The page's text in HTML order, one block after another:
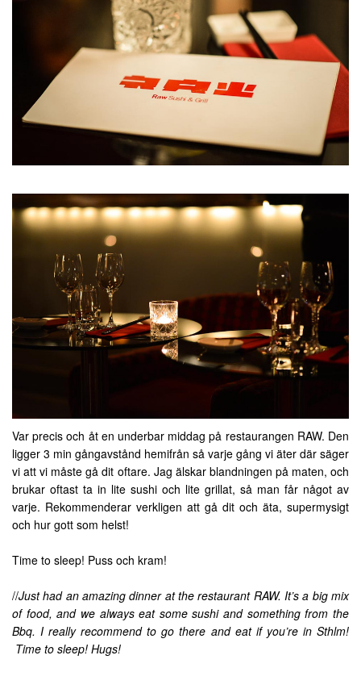
Var precis och åt en underbar middag på restaurangen RAW. Den
ligger 3 min gångavstånd hemifrån så varje gång vi äter där säger
vi att vi måste gå dit oftare. Jag älskar blandningen på maten, och
brukar oftast ta in lite sushi och lite grillat, så man får något av
varje. Rekommenderar verkligen att gå dit och äta, supermysigt
och hur gott som helst!
Time to sleep! Puss och kram!
//Just had an amazing dinner at the restaurant RAW. It’s a big mix
of food, and we always eat some sushi and something from the
Bbq. I really recommend to go there and eat if you’re in Sthlm!
Time to sleep! Hugs!